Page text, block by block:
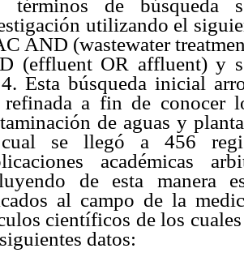
términos de
utilizando el
AND (wastewater
(effluent OR affluent) y
Esta búsqueda inicial
a fin de conocer
de aguas y
se llegó a 456
académicas
de esta manera
al campo de la
científicos de los
datos: